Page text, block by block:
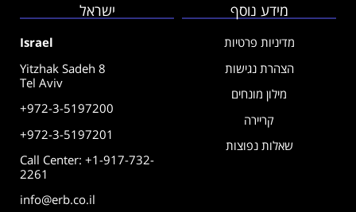
מידע נוסף
מדיניות פרטיות
הצהרת נגישות
מילון מונחים
קריירה
שאלות נפוצות
ישראל
Israel
Yitzhak Sadeh 8
Tel Aviv
+972-3-5197200
+972-3-5197201
Call Center: +1-917-732-
2261
info@erb.co.il